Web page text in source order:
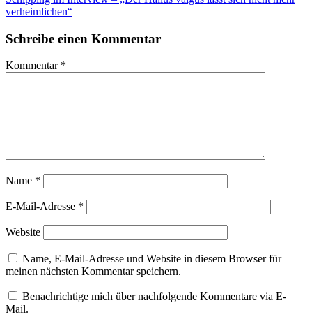
verheimlichen“
Schreibe einen Kommentar
Kommentar *
Name *
E-Mail-Adresse *
Website
Name, E-Mail-Adresse und Website in diesem Browser für
meinen nächsten Kommentar speichern.
Benachrichtige mich über nachfolgende Kommentare via E-
Mail.